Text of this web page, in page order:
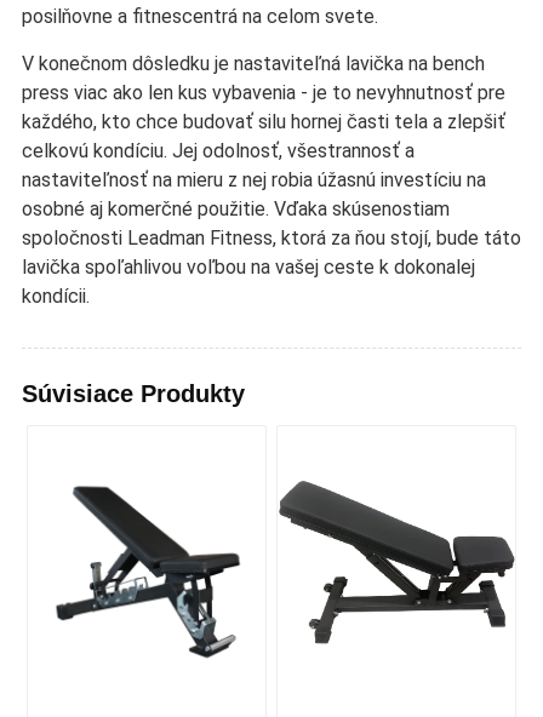
posilňovne a fitnescentrá na celom svete.
V konečnom dôsledku je nastaviteľná lavička na bench
press viac ako len kus vybavenia - je to nevyhnutnosť pre
každého, kto chce budovať silu hornej časti tela a zlepšiť
celkovú kondíciu. Jej odolnosť, všestrannosť a
nastaviteľnosť na mieru z nej robia úžasnú investíciu na
osobné aj komerčné použitie. Vďaka skúsenostiam
spoločnosti Leadman Fitness, ktorá za ňou stojí, bude táto
lavička spoľahlivou voľbou na vašej ceste k dokonalej
kondícii.
Súvisiace Produkty